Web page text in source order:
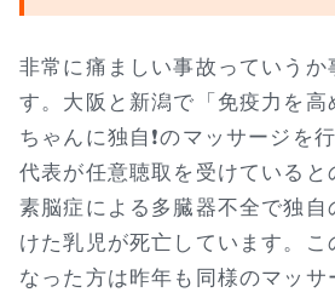
非常に痛ましい事故っていうか
す。大阪と新潟で「免疫力を高
ちゃんに独自❗のマッサージを
代表が任意聴取を受けていると
素脳症による多臓器不全で独自
けた乳児が死亡しています。こ
なった方は昨年も同様のマッサ